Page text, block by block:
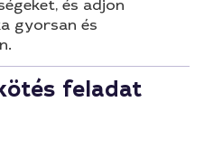
és adjon
gyorsan és
feladat